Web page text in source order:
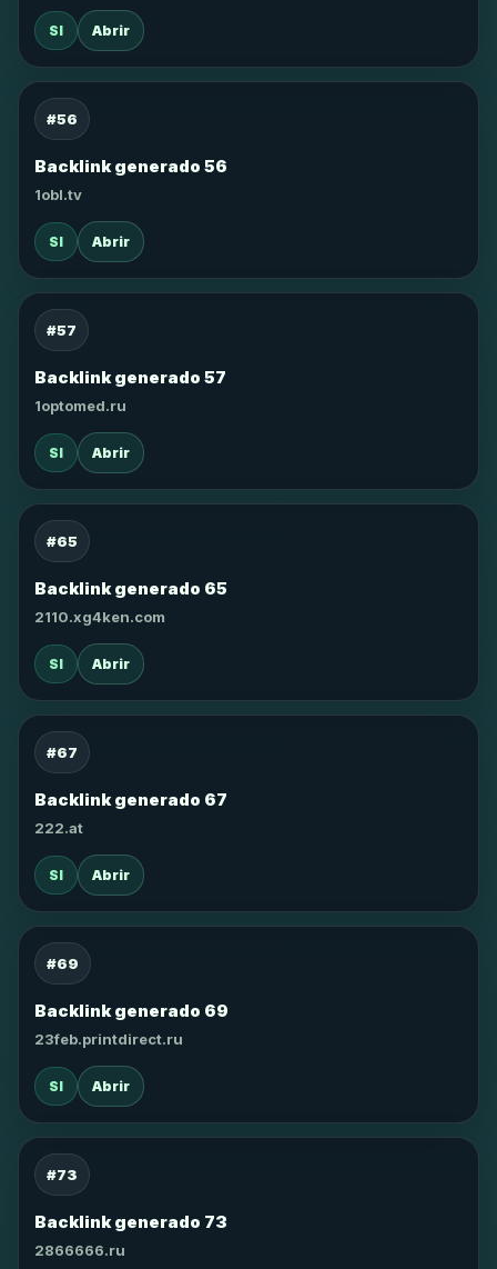
SI Abrir
#56
Backlink generado 56
1obl.tv
SI Abrir
#57
Backlink generado 57
1optomed.ru
SI Abrir
#65
Backlink generado 65
2110.xg4ken.com
SI Abrir
#67
Backlink generado 67
222.at
SI Abrir
#69
Backlink generado 69
23feb.printdirect.ru
SI Abrir
#73
Backlink generado 73
2866666.ru